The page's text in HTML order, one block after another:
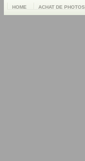
HOME ACHAT DE PHOTOS